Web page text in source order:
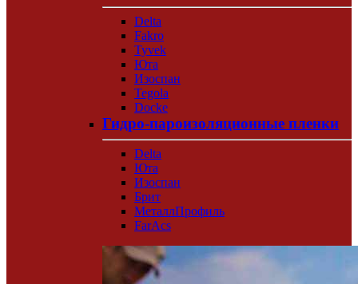
Delta
Fakro
Tyvek
Юта
Изоспан
Tegola
Docke
Гидро-пароизоляционные пленки
Delta
Юта
Изоспан
Брит
МеталлПрофиль
FarAcs